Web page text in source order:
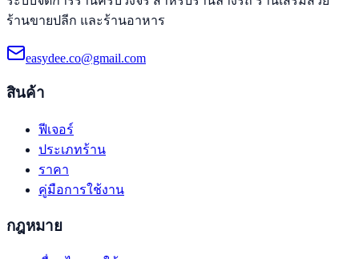
ร้านขายปลีก และร้านอาหาร
easydee.co@gmail.com
สินค้า
ฟีเจอร์
ประเภทร้าน
ราคา
คู่มือการใช้งาน
กฎหมาย